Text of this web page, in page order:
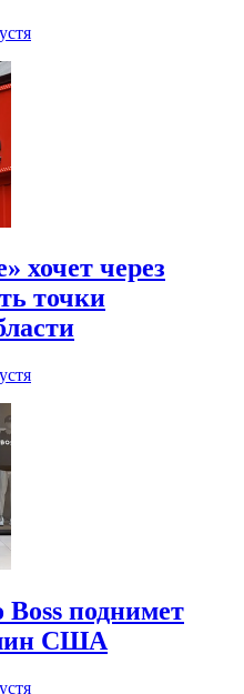
хочет через
точки
поднимет
США